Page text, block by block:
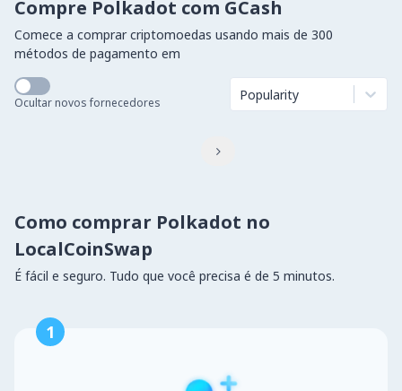
Compre Polkadot com GCash
Comece a comprar criptomoedas usando mais de 300
métodos de pagamento em
Ocultar novos fornecedores Popularity

Como comprar Polkadot no
LocalCoinSwap
É fácil e seguro. Tudo que você precisa é de 5 minutos.
1